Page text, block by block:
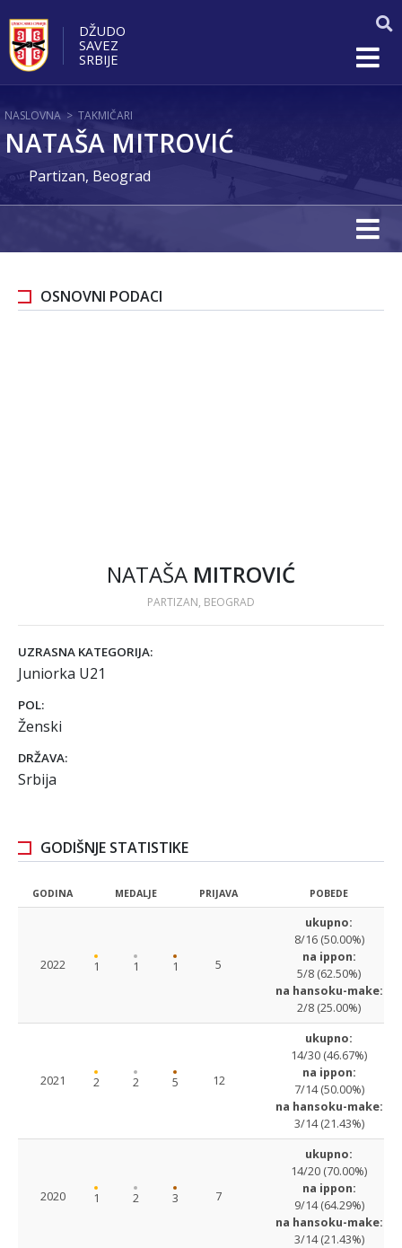
DŽUDO
SAVEZ
SRBIJE
NASLOVNA > TAKMIČARI
NATAŠA MITROVIĆ
Partizan, Beograd
OSNOVNI PODACI
NATAŠA MITROVIĆ
PARTIZAN, BEOGRAD
UZRASNA KATEGORIJA:
Juniorka U21
POL:
Ženski
DRŽAVA:
Srbija
GODIŠNJE STATISTIKE
GODINA MEDALJE PRIJAVA POBEDE
2022 1 1 1 5
ukupno:
8/16 (50.00%)
na ippon:
5/8 (62.50%)
na hansoku-make:
2/8 (25.00%)
2021 2 2 5 12
ukupno:
14/30 (46.67%)
na ippon:
7/14 (50.00%)
na hansoku-make:
3/14 (21.43%)
2020 1 2 3 7
ukupno:
14/20 (70.00%)
na ippon:
9/14 (64.29%)
na hansoku-make:
3/14 (21.43%)